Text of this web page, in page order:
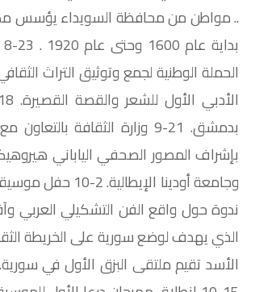
.. مواطن من محافظة السويداء يؤسس
بدمشق. 21-9 وزارة الثقافة